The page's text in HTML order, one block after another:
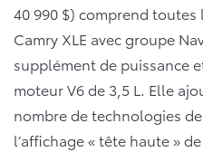
40 990 $) comprend
Camry XLE avec groupe
supplément de puissance
moteur V6 de 3,5 L. Elle
nombre de technologies
l’affichage « tête haute »